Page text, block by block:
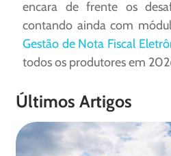
encara de frente os
contando ainda com
Gestão de Nota Fiscal
todos os produtores em
Últimos Artigos